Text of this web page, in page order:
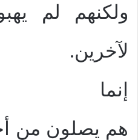
ولكنهم لم
لآخرين.
إنما
هم يصلون من